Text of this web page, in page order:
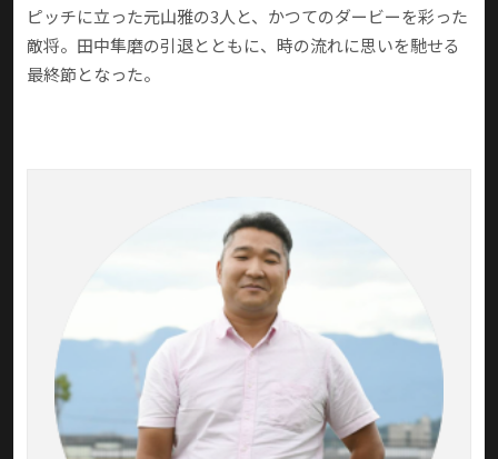
ピッチに立った元山雅の3人と、かつてのダービーを彩った
敵将。田中隼磨の引退とともに、時の流れに思いを馳せる
最終節となった。